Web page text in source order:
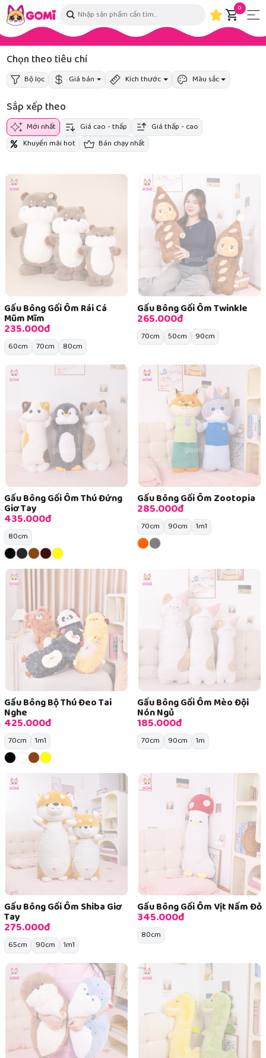
0
Chọn theo tiêu chí
Bộ lọc Giá bán Kích thước Màu sắc
Sắp xếp theo
Mới nhất Giá cao - thấp
Giá thấp - cao
Khuyến mãi hot
Bán chạy nhất
Gấu Bông Gối Ôm Rái Cá
Mũm Mĩm
235.000đ
60cm 70cm 80cm
Gấu Bông Gối Ôm Twinkle
265.000đ
70cm 50cm 90cm
Gấu Bông Gối Ôm Thú Đứng
Giơ Tay
435.000đ
80cm
Gấu Bông Gối Ôm Zootopia
285.000đ
70cm 90cm 1m1
Gấu Bông Bộ Thú Đeo Tai
Nghe
425.000đ
70cm 1m1
Gấu Bông Gối Ôm Mèo Đội
Nón Ngủ
185.000đ
70cm 90cm 1m
Gấu Bông Gối Ôm Shiba Giơ
Tay
275.000đ
65cm 90cm 1m1
Gấu Bông Gối Ôm Vịt Nấm Đỏ
345.000đ
80cm